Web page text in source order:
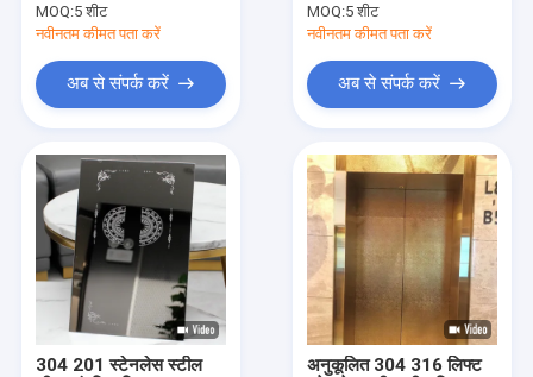
हमसे संपर्क करें
समाचार
एक बोली का अनुरोध
VR
वाटर रिपल स्टेनलेस स्टील शीट
MOQ:5 शीट
नवीनतम कीमत पता करें
अब से संपर्क करें
MOQ:5 शीट
नवीनतम कीमत पता करें
अब से संपर्क करें
304 201 स्टेनलेस स्टील
अनुकूलित 304 316 लिफ्ट